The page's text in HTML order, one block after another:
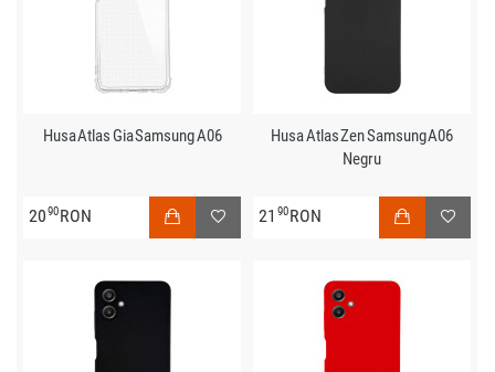
Husa Atlas Gia Samsung A06
2090RON
Husa Atlas Zen Samsung A06
Negru
21 90RON